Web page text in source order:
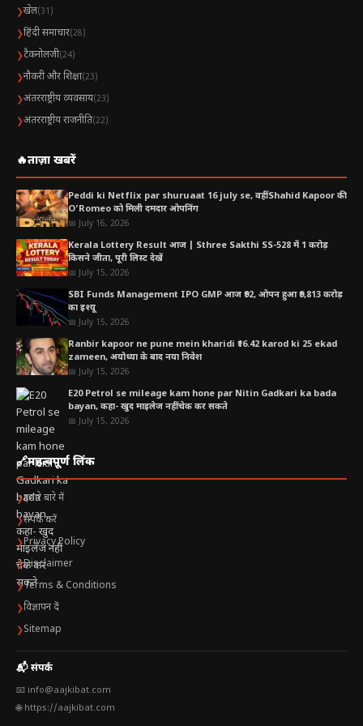
प्रभावशाली नेता बनाए रखते हैं।
Table of Contents
KCR Political Journey| के. चंद्रशेखर राव जन्मदिन: जानें
उनका राजनीतिक सफर और बड़ी उपलब्धियां
विकास और कल्याण योजनाओं पर फोकस
प्रशासनिक शैली और निर्णय क्षमता
राष्ट्रीय राजनीति में भी प्रभाव |KCR Political Journey
आगे की राजनीति पर नजर
❯खेल(31)
❯हिंदी समाचार(28)
❯टैकनोलजी(24)
❯नौकरी और शिक्षा(23)
❯अंतरराष्ट्रीय व्यवसाय(23)
❯अंतरराष्ट्रीय राजनीति(22)
🔥ताज़ा खबरें
Peddi ki Netflix par shuruaat 16 july se, वहीं Shahid Kapoor की
O’Romeo को मिली दमदार ओपनिंग
📅 July 16, 2026
Kerala Lottery Result आज | Sthree Sakthi SS-528 में 1 करोड़
किसने जीता, पूरी लिस्ट देखें
📅 July 15, 2026
SBI Funds Management IPO GMP आज ₹92, ओपन हुआ ₹9,813 करोड़
का इश्यू
📅 July 15, 2026
Ranbir kapoor ne pune mein kharidi ₹16.42 karod ki 25 ekad
zameen, अयोध्या के बाद नया निवेश
📅 July 15, 2026
E20 Petrol se mileage kam hone par Nitin Gadkari ka bada
bayan, कहा- खुद माइलेज नहीं चेक कर सकते
📅 July 15, 2026
🔗महत्वपूर्ण लिंक
❯हमारे बारे में
❯संपर्क करें
❯Privacy Policy
❯Disclaimer
❯Terms & Conditions
❯विज्ञापन दें
❯Sitemap
📬 संपर्क
📧 info@aajkibat.com
🌐 https://aajkibat.com